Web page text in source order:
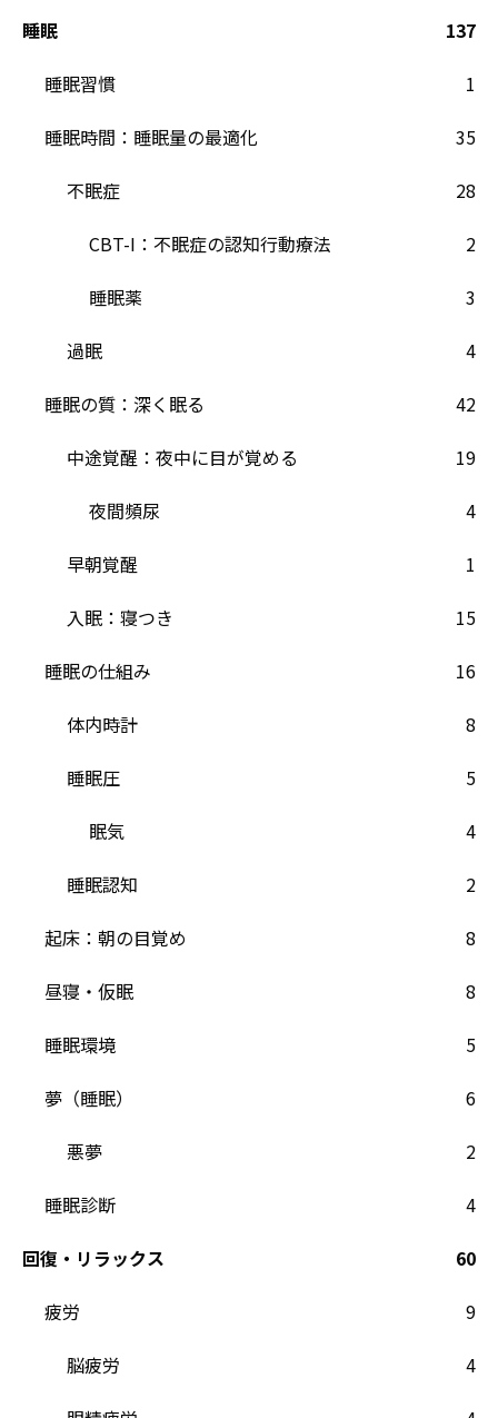
睡眠
137
睡眠習慣
1
睡眠時間：睡眠量の最適化
35
不眠症
28
CBT-I：不眠症の認知行動療法
2
睡眠薬
3
過眠
4
睡眠の質：深く眠る
42
中途覚醒：夜中に目が覚める
19
夜間頻尿
4
早朝覚醒
1
入眠：寝つき
15
睡眠の仕組み
16
体内時計
8
睡眠圧
5
眠気
4
睡眠認知
2
起床：朝の目覚め
8
昼寝・仮眠
8
睡眠環境
5
夢（睡眠）
6
悪夢
2
睡眠診断
4
回復・リラックス
60
疲労
9
脳疲労
4